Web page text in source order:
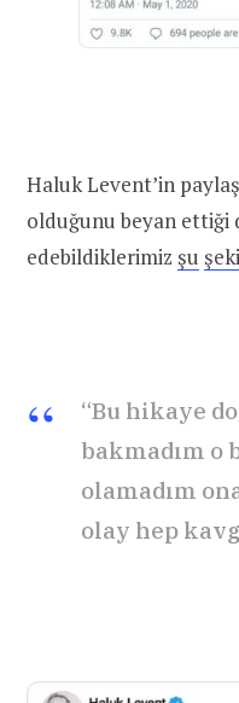
Haluk Levent’in
olduğunu beyan ettiği
edebildiklerimiz şu
“Bu hikaye
bakmadım o
olamadım
olay hep